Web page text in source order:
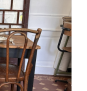
DÉTAILS